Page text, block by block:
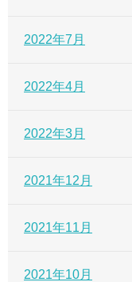
2022年7月
2022年4月
2022年3月
2021年12月
2021年11月
2021年10月